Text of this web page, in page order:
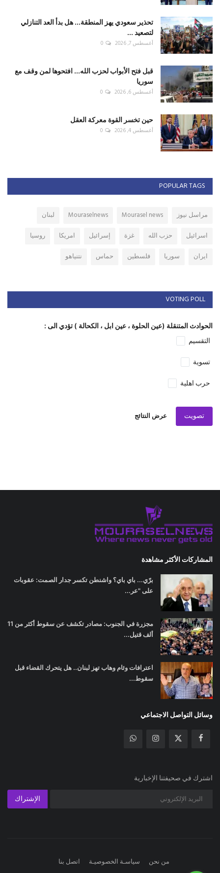
تحذير سعودي يهز المنطقة... هل بدأ العد التنازلي
لتصعيد ...
أغسطس 7, 2026 0
قبل فتح الأبواب لحزب الله... افتحوها لمن وقف مع
سوريا
أغسطس 6, 2026 0
حين تخسر القوة معركة العقل
أغسطس 4, 2026 0
POPULAR TAGS
مراسل نيوز Mourasel news
Mouraselnews
لبنان
اسرائيل
حزب الله غزة إسرائيل امريكا
روسيا
ايران
سوريا فلسطين حماس نتنياهو
VOTING POLL
الحوادث المتنقلة (عين الحلوة ، عين ابل ، الكحالة ) تؤدي الى :
التقسيم
تسوية
حرب اهلية
تصويت عرض النتائج
المشاركات الأكثر مشاهدة
برّي... باي باي؟ واشنطن تكسر جدار الصمت: عقوبات
على "عر...
مجزرة في الجنوب: مصادر تكشف عن سقوط أكثر من 11
ألف قتيل...
اعترافات وئام وهاب تهز لبنان.. هل يتحرك القضاء قبل
سقوط...
وسائل التواصل الاجتماعي
اشترك في صحيفتنا الإخبارية
الإشتراك
من نحن سياسـة الخصوصيـة اتصل بنا